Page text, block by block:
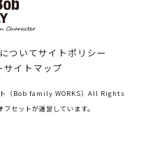
ついてサイトポリシー
サイトマップ
（Bob family WORKS）All Rights
セットが運営しています。